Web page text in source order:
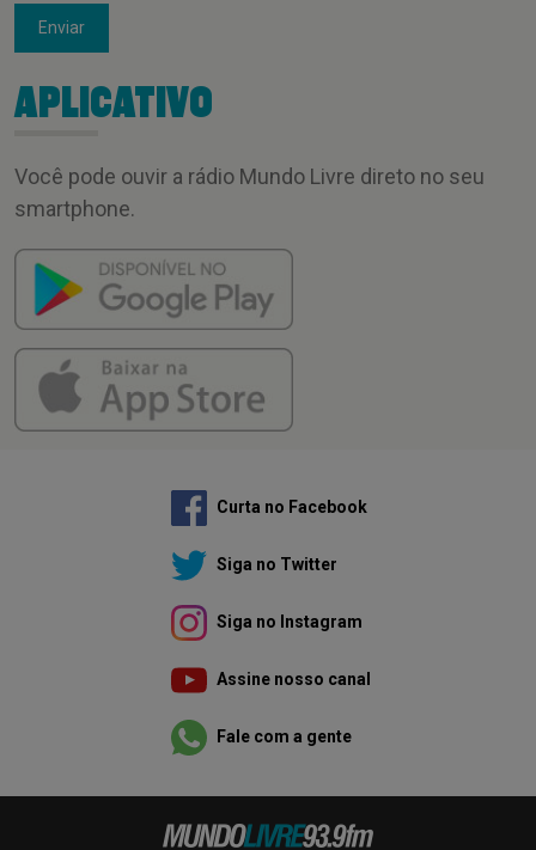
Enviar
APLICATIVO
Você pode ouvir a rádio Mundo Livre direto no seu
smartphone.
Curta no Facebook
Siga no Twitter
Siga no Instagram
Assine nosso canal
Fale com a gente